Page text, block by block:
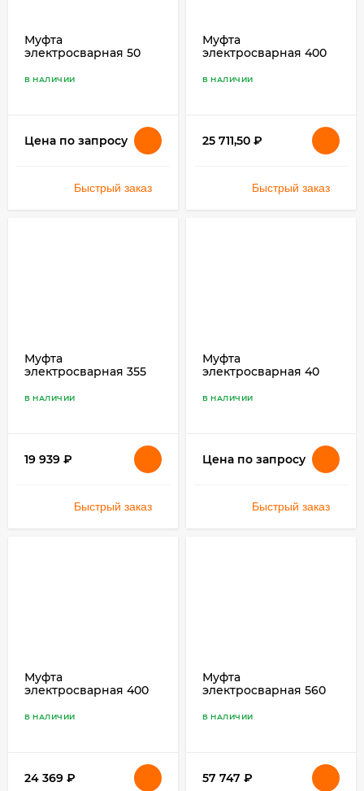
Муфта
электросварная 50
В НАЛИЧИИ
Цена по запросу
Быстрый заказ
Муфта
электросварная 400
В НАЛИЧИИ
25 711,50 ₽
Быстрый заказ
Муфта
электросварная 355
В НАЛИЧИИ
19 939 ₽
Быстрый заказ
Муфта
электросварная 40
В НАЛИЧИИ
Цена по запросу
Быстрый заказ
Муфта
электросварная 400
В НАЛИЧИИ
24 369 ₽
Муфта
электросварная 560
В НАЛИЧИИ
57 747 ₽